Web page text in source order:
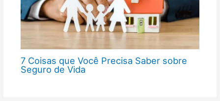
7 Coisas que Você Precisa Saber sobre
Seguro de Vida